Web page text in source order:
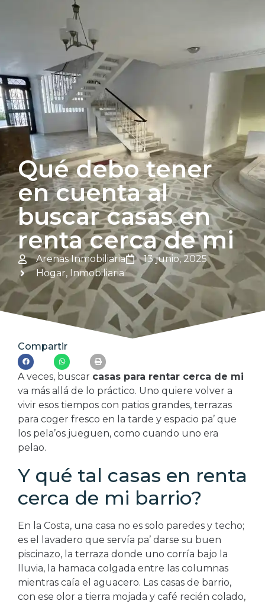
Qué debo tener
en cuenta al
buscar casas en
renta cerca de mi
Arenas Inmobiliaria
13 junio, 2025
Hogar, Inmobiliaria
Compartir
A veces, buscar casas para rentar cerca de mi
va más allá de lo práctico. Uno quiere volver a
vivir esos tiempos con patios grandes, terrazas
para coger fresco en la tarde y espacio pa’ que
los pela’os jueguen, como cuando uno era
pelao.
Y qué tal casas en renta
cerca de mi barrio?
En la Costa, una casa no es solo paredes y techo;
es el lavadero que servía pa’ darse su buen
piscinazo, la terraza donde uno corría bajo la
lluvia, la hamaca colgada entre las columnas
mientras caía el aguacero. Las casas de barrio,
con ese olor a tierra mojada y café recién colado,